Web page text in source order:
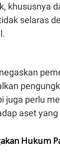
khususnya
selaras
juga perlu
aset yang
Hukum